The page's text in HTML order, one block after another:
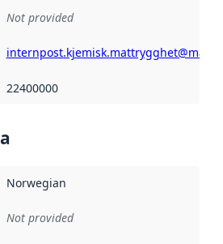
Not provided
22400000
Norwegian
Not provided